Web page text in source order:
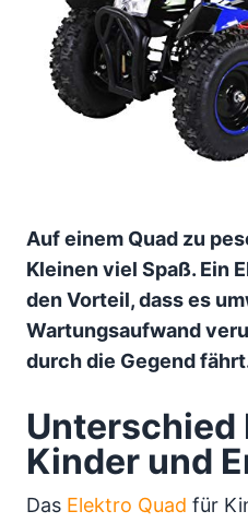
Auf einem Quad zu
Kleinen viel Spaß. Ein
den Vorteil, dass es
Wartungsaufwand
durch die Gegend
Unterschied
Kinder und
Das Elektro Quad für